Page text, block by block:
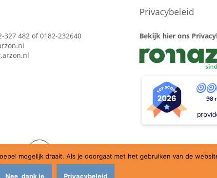
327 482 of 0182-232640
Privacybeleid
Bekijk hier ons
98
| Thema: Amadeusdoor Themeisle.
mogelijk draait. Als je doorgaat met het gebruiken van de
Nee, dank je Privacybeleid